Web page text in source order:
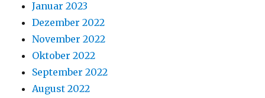
Januar 2023
Dezember 2022
November 2022
Oktober 2022
September 2022
August 2022